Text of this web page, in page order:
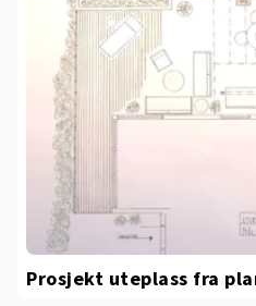
Prosjekt uteplass fra